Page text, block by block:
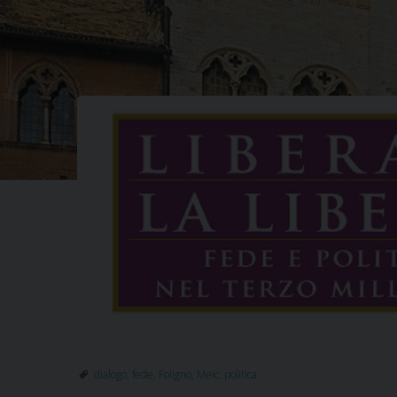
dialogo fede Foligno Meic politica